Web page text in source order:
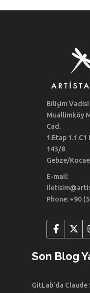
Bilişim Vadisi
Muallimköy
Cad.
1.Etap 1.1.C1
143/8
Gebze/
E-mail:
Phone: +90
Son Blog
GitLab’da